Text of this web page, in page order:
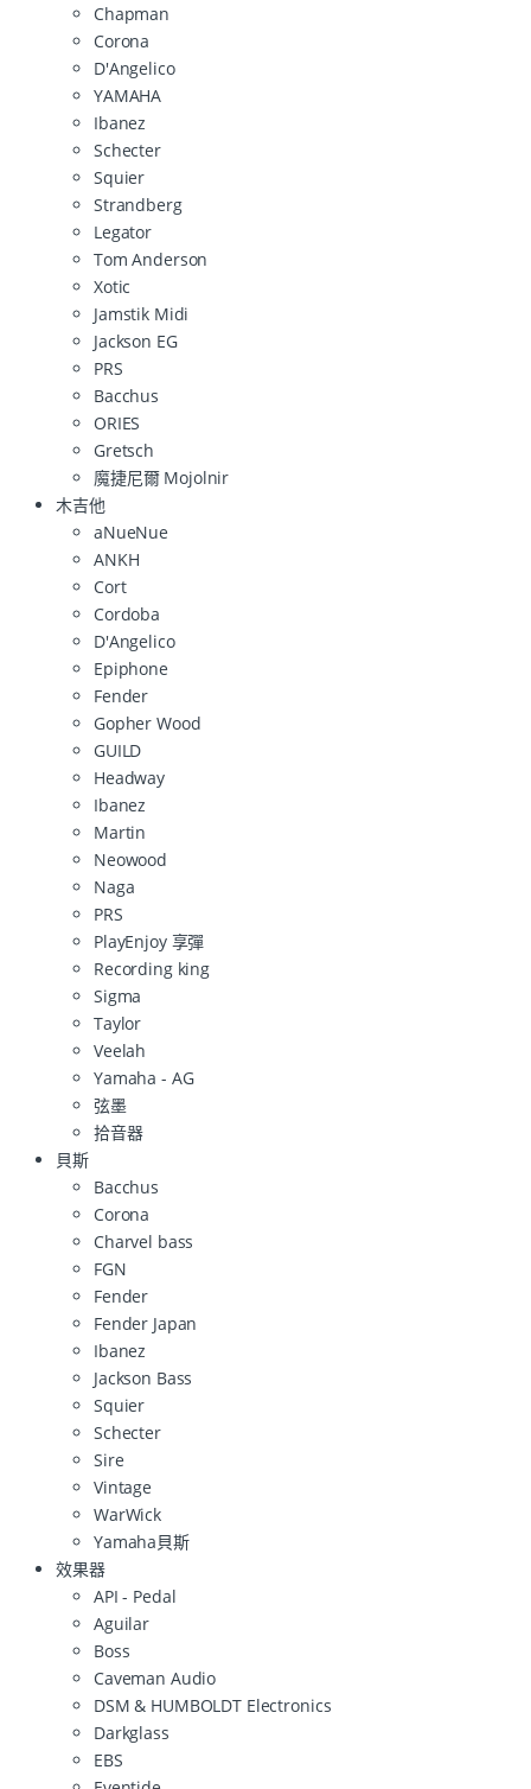
Chapman
Corona
D'Angelico
YAMAHA
Ibanez
Schecter
Squier
Strandberg
Legator
Tom Anderson
Xotic
Jamstik Midi
Jackson EG
PRS
Bacchus
ORIES
Gretsch
魔捷尼爾 Mojolnir
木吉他
aNueNue
ANKH
Cort
Cordoba
D'Angelico
Epiphone
Fender
Gopher Wood
GUILD
Headway
Ibanez
Martin
Neowood
Naga
PRS
PlayEnjoy 享彈
Recording king
Sigma
Taylor
Veelah
Yamaha - AG
弦墨
拾音器
貝斯
Bacchus
Corona
Charvel bass
FGN
Fender
Fender Japan
Ibanez
Jackson Bass
Squier
Schecter
Sire
Vintage
WarWick
Yamaha貝斯
效果器
API - Pedal
Aguilar
Boss
Caveman Audio
DSM & HUMBOLDT Electronics
Darkglass
EBS